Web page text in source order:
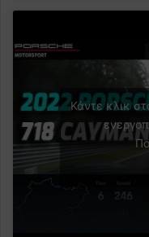
Κάντε κλικ